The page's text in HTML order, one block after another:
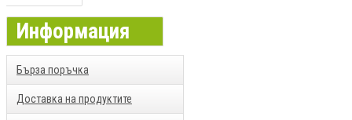
Информация
Бърза поръчка
Доставка на продуктите